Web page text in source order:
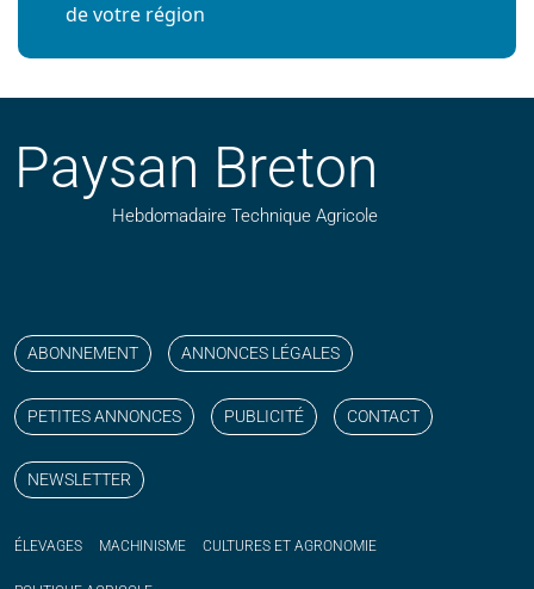
de votre région
Paysan Breton
Hebdomadaire Technique Agricole
ABONNEMENT ANNONCES LÉGALES
PETITES ANNONCES PUBLICITÉ CONTACT
NEWSLETTER
ÉLEVAGES MACHINISME CULTURES ET AGRONOMIE